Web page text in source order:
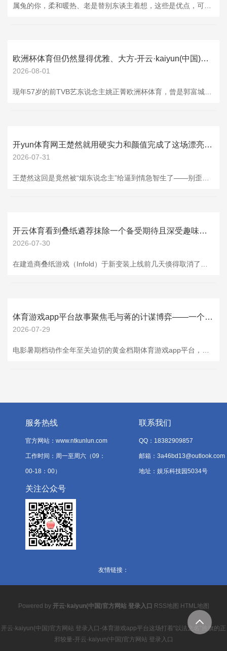
欧洲杯体育但仍然显得优雅、大方-开云·kaiyun(中国)官方网站 登录入口
2026-08-01
开yun体育网王楚然就用硬实力和颜值完成了这场漂亮的翻身仗-开云·kaiyun(中国)官方网站 登录入口
2026-07-31
开云体育看到叠纸遴荐抹除一个备受期待且深受趣味的变装-开云·kaiyun(中国)官方网站 登录入口
2026-07-30
体育游戏app平台故事聚焦毛与蒋的计谋博弈——一个在绝境中奇招迭出-开云·kaiyun(中国)官方网站 登录入口
2026-07-29
服务热线
官方网站：www.ntkunlun.com
工作时间：周一至周六（09：
00-18：00）
联系我们
QQ：18382909857
邮箱：3a46bd13@outlook.com
地址：娱乐科技园5034号
关注公众号
友情链接：
Powered by 开云·kaiyun(中国)官方网站 登录入口 RSS地图 HTML地图
开云·kaiyun(中国)官方网站 登录入口-体育游戏app平台这场打着“以法之名”旌旗的正
邪较量-开云·kaiyun(中国)官方网站 登录入口